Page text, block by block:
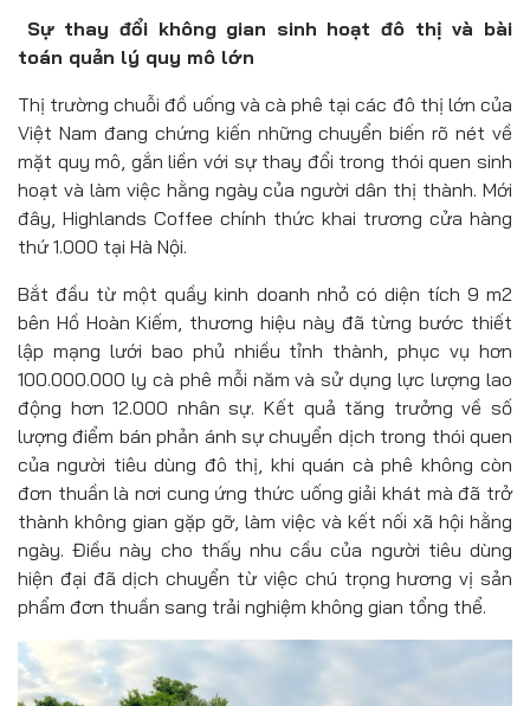
Multimedia
Sự thay đổi không gian sinh hoạt đô thị và bài
toán quản lý quy mô lớn
Thị trường chuỗi đồ uống và cà phê tại các đô thị lớn của
Việt Nam đang chứng kiến những chuyển biến rõ nét về
mặt quy mô, gắn liền với sự thay đổi trong thói quen sinh
hoạt và làm việc hằng ngày của người dân thị thành. Mới
đây, Highlands Coffee chính thức khai trương cửa hàng
thứ 1.000 tại Hà Nội.
Bắt đầu từ một quầy kinh doanh nhỏ có diện tích 9 m2
bên Hồ Hoàn Kiếm, thương hiệu này đã từng bước thiết
lập mạng lưới bao phủ nhiều tỉnh thành, phục vụ hơn
100.000.000 ly cà phê mỗi năm và sử dụng lực lượng lao
động hơn 12.000 nhân sự. Kết quả tăng trưởng về số
lượng điểm bán phản ánh sự chuyển dịch trong thói quen
của người tiêu dùng đô thị, khi quán cà phê không còn
đơn thuần là nơi cung ứng thức uống giải khát mà đã trở
thành không gian gặp gỡ, làm việc và kết nối xã hội hằng
ngày. Điều này cho thấy nhu cầu của người tiêu dùng
hiện đại đã dịch chuyển từ việc chú trọng hương vị sản
phẩm đơn thuần sang trải nghiệm không gian tổng thể.